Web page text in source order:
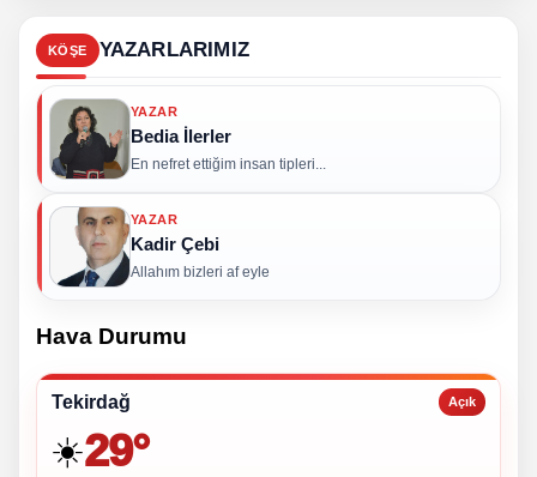
KÖŞE YAZARLARIMIZ
YAZAR
Bedia İlerler
En nefret ettiğim insan tipleri...
YAZAR
Kadir Çebi
Allahım bizleri af eyle
Hava Durumu
Tekirdağ Açık
☀️29°